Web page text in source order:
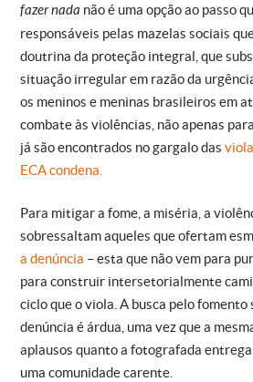
fazer nada não é uma opção ao passo
responsáveis pelas mazelas sociais
doutrina da proteção integral, que
situação irregular em razão da
os meninos e meninas brasileiros em
combate às violências, não apenas
já são encontrados no gargalo das
ECA condena.
Para mitigar a fome, a miséria, a
sobressaltam aqueles que ofertam
a denúncia – esta que não vem para
para construir intersetorialmente
ciclo que o viola. A busca pelo fomento
denúncia é árdua, uma vez que a
aplausos quanto a fotografada
uma comunidade carente.